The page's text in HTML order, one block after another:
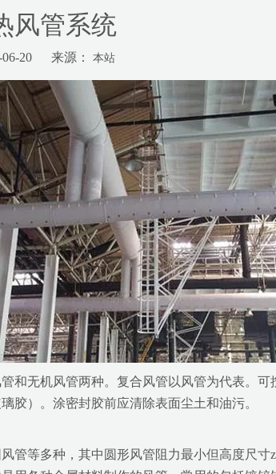
风管系统
20 来源： 本站
和无机风管两种。复合风管以风管为代表。
胶）。涂密封胶前应清除表面尘土和油污。
管等多种，其中圆形风管阻力最小但高度尺